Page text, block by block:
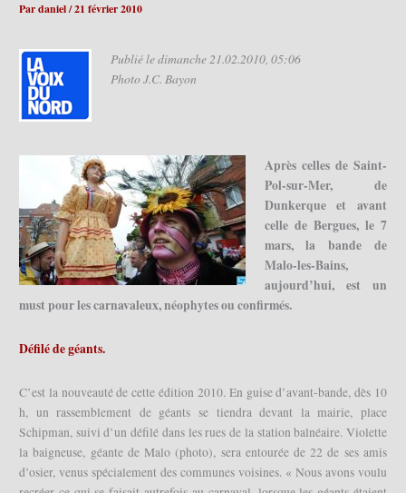
Pardaniel/21 février 2010
Publié le dimanche 21.02.2010, 05:06
Photo J.C. Bayon
Après celles de Saint-
Pol-sur-Mer, de
Dunkerque et avant
celle de Bergues, le 7
mars, la bande de
Malo-les-Bains,
aujourd’hui, est un
must pour les carnavaleux, néophytes ou confirmés.
Défilé de géants.
C’est la nouveauté de cette édition 2010. En guise d’avant-bande, dès 10
h, un rassemblement de géants se tiendra devant la mairie, place
Schipman, suivi d’un défilé dans les rues de la station balnéaire. Violette
la baigneuse, géante de Malo (photo), sera entourée de 22 de ses amis
d’osier, venus spécialement des communes voisines. « Nous avons voulu